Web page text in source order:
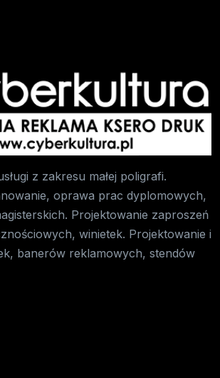
z zakresu małej poligrafi.
oprawa prac dyplomowych,
Projektowanie zaproszeń
winietek. Projektowanie i
banerów reklamowych, stendów